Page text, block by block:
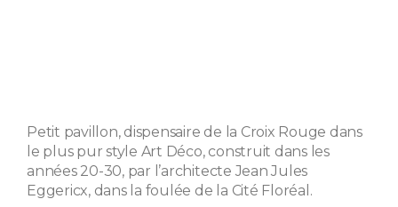
Petit pavillon, dispensaire de la Croix Rouge dans
le plus pur style Art Déco, construit dans les
années 20-30, par l’architecte Jean Jules
Eggericx, dans la foulée de la Cité Floréal.